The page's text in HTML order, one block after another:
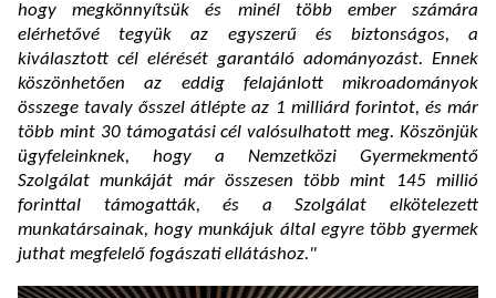
hogy megkönnyítsük és minél több ember számára
elérhetővé tegyük az egyszerű és biztonságos, a
kiválasztott cél elérését garantáló adományozást. Ennek
köszönhetően az eddig felajánlott mikroadományok
összege tavaly ősszel átlépte az 1 milliárd forintot, és már
több mint 30 támogatási cél valósulhatott meg. Köszönjük
ügyfeleinknek, hogy a Nemzetközi Gyermekmentő
Szolgálat munkáját már összesen több mint 145 millió
forinttal támogatták, és a Szolgálat elkötelezett
munkatársainak, hogy munkájuk által egyre több gyermek
juthat megfelelő fogászati ellátáshoz."